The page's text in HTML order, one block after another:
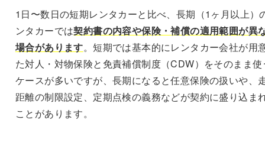
1日〜数日の短期レンタカーと比べ、長期（1ヶ月以上）
ンタカーでは契約書の内容や保険・補償の適用範囲が異
場合があります。短期では基本的にレンタカー会社が用
た対人・対物保険と免責補償制度（CDW）をそのまま使
ケースが多いですが、長期になると任意保険の扱いや、
距離の制限設定、定期点検の義務などが契約に盛り込ま
ことがあります。